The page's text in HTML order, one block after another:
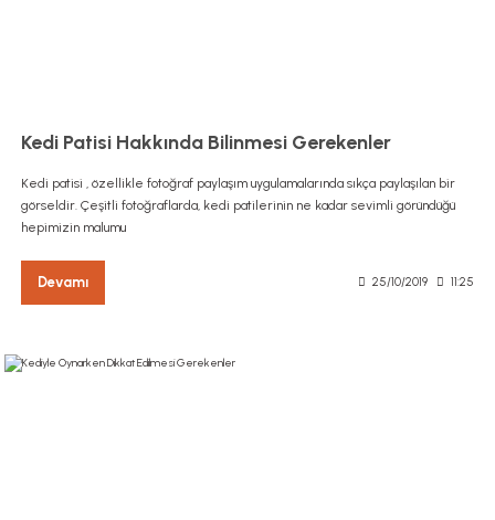
Kedi Patisi Hakkında Bilinmesi Gerekenler
Kedi patisi , özellikle fotoğraf paylaşım uygulamalarında sıkça paylaşılan bir
görseldir. Çeşitli fotoğraflarda, kedi patilerinin ne kadar sevimli göründüğü
hepimizin malumu
Devamı 25/10/2019 11:25